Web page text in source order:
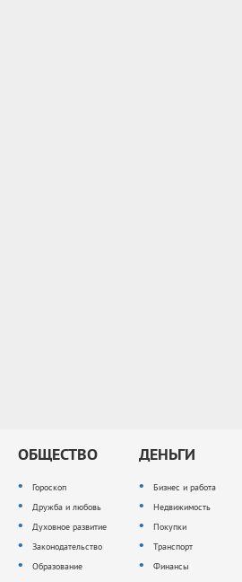
ОБЩЕСТВО
Гороскоп
Дружба и любовь
Духовное развитие
Законодательство
Образование
ДЕНЬГИ
Бизнес и работа
Недвижимость
Покупки
Транспорт
Финансы